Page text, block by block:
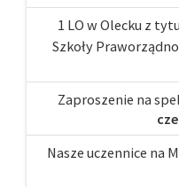
1 LO w Olecku z
Szkoły
Zaproszenie na
Nasze uczennice na